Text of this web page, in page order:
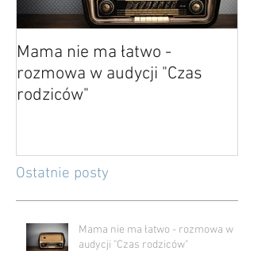
Mama nie ma łatwo -
rozmowa w audycji "Czas
rodziców"
Ostatnie posty
Mama nie ma łatwo - rozmowa w
audycji "Czas rodziców"